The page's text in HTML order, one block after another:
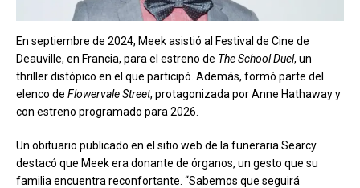
En septiembre de 2024, Meek asistió al Festival de Cine de
Deauville, en Francia, para el estreno de The School Duel, un
thriller distópico en el que participó. Además, formó parte del
elenco de Flowervale Street, protagonizada por Anne Hathaway y
con estreno programado para 2026.
Un obituario publicado en el sitio web de la funeraria Searcy
destacó que Meek era donante de órganos, un gesto que su
familia encuentra reconfortante. “Sabemos que seguirá